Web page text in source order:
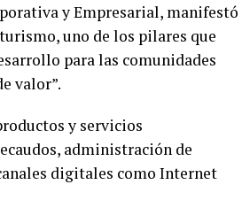
y Empresarial, manifestó
uno de los pilares que
para las comunidades
valor”.
y servicios
administración de
digitales como Internet